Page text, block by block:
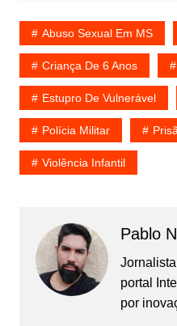
Abuso Sexual Em MS
Criança De 6 Anos
Estupro De Vulnerável
Polícia Militar
Violência Infantil
Pablo
portal
por